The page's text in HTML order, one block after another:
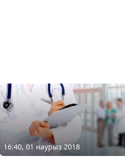
16:40, 01 наурыз 2018